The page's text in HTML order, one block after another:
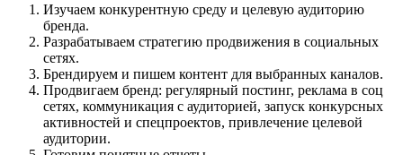
Изучаем конкурентную среду и целевую аудиторию
бренда.
Разрабатываем стратегию продвижения в социальных
сетях.
Брендируем и пишем контент для выбранных каналов.
Продвигаем бренд: регулярный постинг, реклама в соц
сетях, коммуникация с аудиторией, запуск конкурсных
активностей и спецпроектов, привлечение целевой
аудитории.